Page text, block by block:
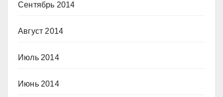
Сентябрь 2014
Август 2014
Июль 2014
Июнь 2014